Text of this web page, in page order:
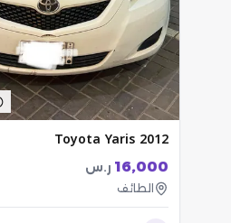
Toyota Yaris 2012
16,000 ر.س
الطائف